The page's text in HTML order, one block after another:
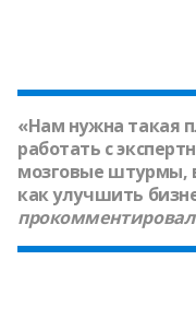
«Нам нужна такая
работать с
мозговые штурмы,
как улучшить